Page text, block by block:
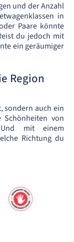
und der Anzahl
in
Paare könnte
du jedoch mit
ein geräumiger
Region
sondern auch ein
Schönheiten von
Und mit einem
Richtung du